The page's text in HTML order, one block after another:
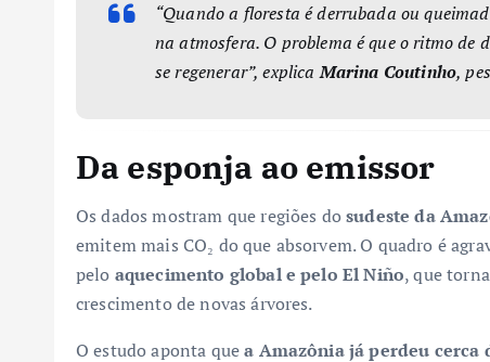
“Quando a floresta é derrubada ou
na atmosfera. O problema é que o ritmo de
se regenerar”, explicaMarina Coutinho,
Da esponja ao emissor
Os dados mostram que regiões dosudeste da
emitem mais CO₂ do que absorvem. O quadro é
pelo aquecimento global e pelo El Niño, que
crescimento de novas árvores.
O estudo aponta quea Amazônia já perdeu cerca